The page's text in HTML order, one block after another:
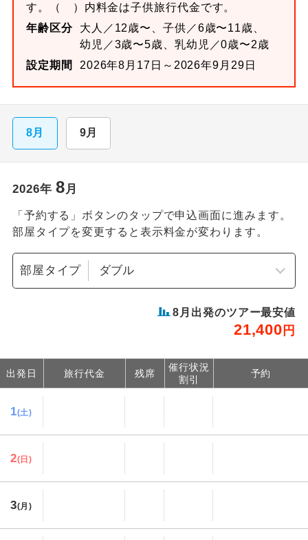
す。
（ ）内料金は子供旅行代金です。
年齢区分
大人／12歳〜、子供／6歳〜11歳、
幼児／3歳〜5歳、乳幼児／0歳〜2歳
設定期間
2026年8月17日～2026年9月29日
8月 9月
2026年 8月
「予約する」ボタンのタップで申込画面に進みます。
部屋タイプを変更すると表示料金が変わります。
部屋タイプ
8 月出発のツアー最安値
21,400 円
出発日 旅行代金 残席
催行状況
割引
予約
1(土)
2(日)
3(月)